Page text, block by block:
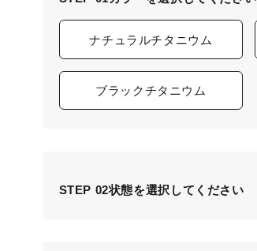
ナチュラルチタニウム
ブラックチタニウム
STEP 02状態を選択してください